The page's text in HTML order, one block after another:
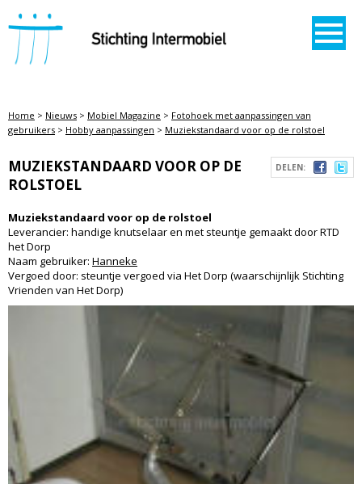
STICHTING INTERMOBIEL
Home > Nieuws > Mobiel Magazine > Fotohoek met aanpassingen van
gebruikers > Hobby aanpassingen > Muziekstandaard voor op de rolstoel
DELEN:
MUZIEKSTANDAARD VOOR OP DE
ROLSTOEL
Muziekstandaard voor op de rolstoel
Leverancier: handige knutselaar en met steuntje gemaakt door RTD
het Dorp
Naam gebruiker: Hanneke
Vergoed door: steuntje vergoed via Het Dorp (waarschijnlijk Stichting
Vrienden van Het Dorp)